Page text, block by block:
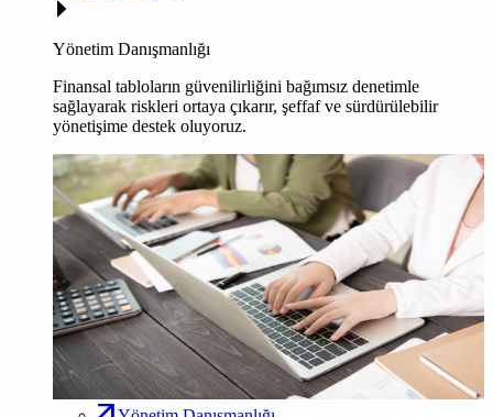
Yönetim Danışmanlığı
Finansal tabloların güvenilirliğini bağımsız denetimle
sağlayarak riskleri ortaya çıkarır, şeffaf ve sürdürülebilir
yönetişime destek oluyoruz.